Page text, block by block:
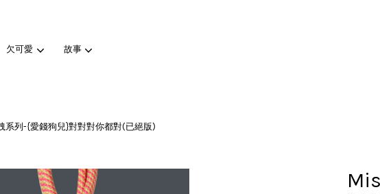
欠可愛 故事
系列-{愛錢狗兒}對對對你都對(已絕版)您的購物車目前還是空的。